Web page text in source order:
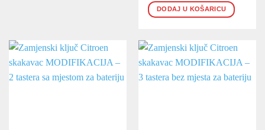
DODAJ U KOŠARICU